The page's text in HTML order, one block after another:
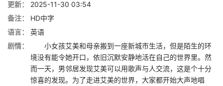
更新：
2025-11-30 03:54
备注：
HD中字
语言：
英语
剧情：
小女孩艾美和母亲搬到一座新城市生活，但是陌生的环
境没有能令她开口，依旧沉默安静地活在自己的世界里。然
而一天，男邻居发现艾美可以用歌声与人交流，这是个十分
惊喜的发现。为了走进艾美的世界，大家都开始大声地唱